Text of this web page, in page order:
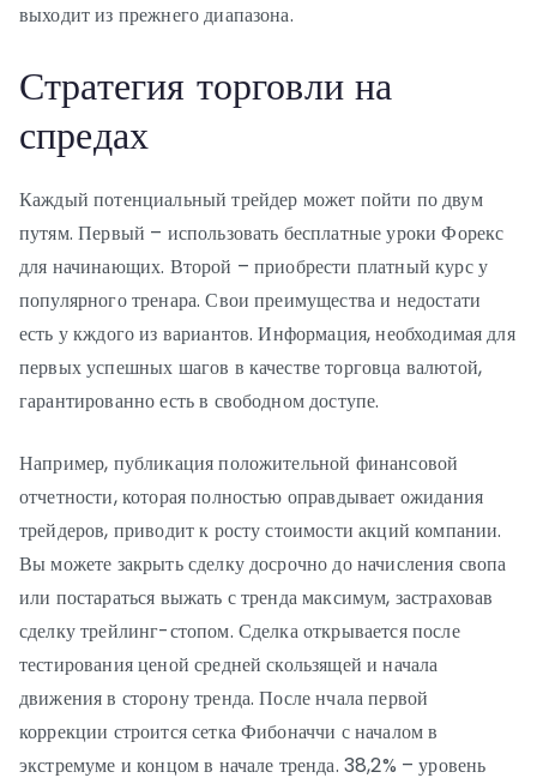
выходит из прежнего диапазона.
Стратегия торговли на
спредах
Каждый потенциальный трейдер может пойти по двум
путям. Первый – использовать бесплатные уроки Форекс
для начинающих. Второй – приобрести платный курс у
популярного тренара. Свои преимущества и недостати
есть у кждого из вариантов. Информация, необходимая для
первых успешных шагов в качестве торговца валютой,
гарантированно есть в свободном доступе.
Например, публикация положительной финансовой
отчетности, которая полностью оправдывает ожидания
трейдеров, приводит к росту стоимости акций компании.
Вы можете закрыть сделку досрочно до начисления свопа
или постараться выжать с тренда максимум, застраховав
сделку трейлинг-стопом. Сделка открывается после
тестирования ценой средней скользящей и начала
движения в сторону тренда. После нчала первой
коррекции строится сетка Фибоначчи с началом в
экстремуме и концом в начале тренда. 38,2% – уровень